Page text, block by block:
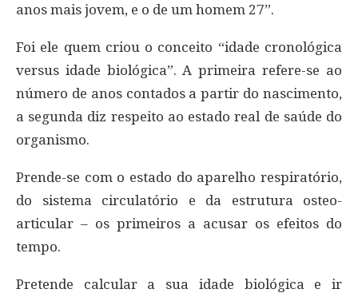
anos mais jovem, e o de um homem 27”.
Foi ele quem criou o conceito “idade cronológica
versus idade biológica”. A primeira refere-se ao
número de anos contados a partir do nascimento,
a segunda diz respeito ao estado real de saúde do
organismo.
Prende-se com o estado do aparelho respiratório,
do sistema circulatório e da estrutura osteo-
articular – os primeiros a acusar os efeitos do
tempo.
Pretende calcular a sua idade biológica e ir